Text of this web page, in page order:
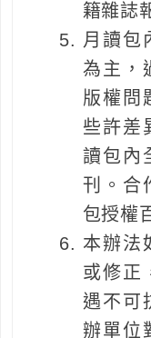
籍雜誌
月讀包
為主，
版權問
些許差
讀包內
刊。合
包授權
本辦法
或修正
遇不可
辦單位